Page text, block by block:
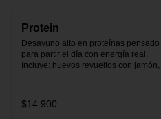
Protein
Desayuno alto en proteínas pensado
para partir el día con energía real.
Incluye: huevos revueltos con jamón,
mermelada de arándanos y granola
receta exclusiva The Breakfast,
$14.900